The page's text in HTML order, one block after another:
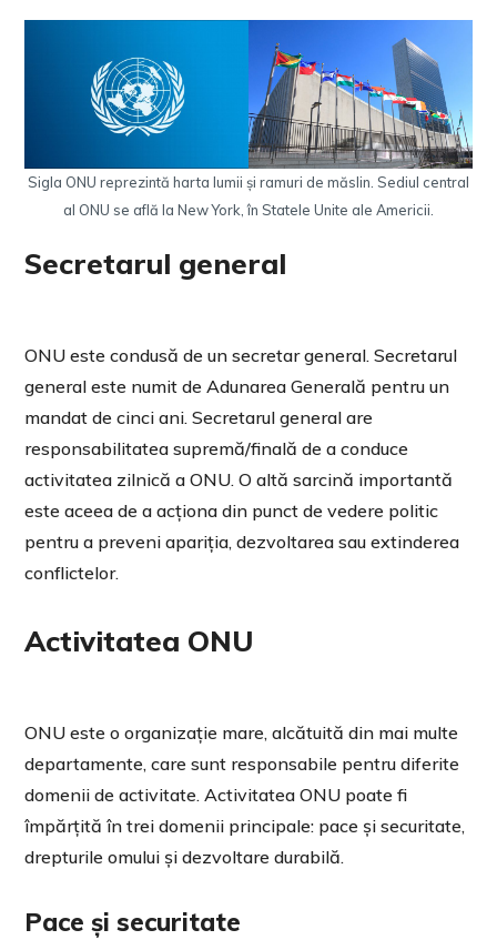
Sigla ONU reprezintă harta lumii și ramuri de măslin. Sediul central
al ONU se află la New York, în Statele Unite ale Americii.
Secretarul general
ONU este condusă de un secretar general. Secretarul
general este numit de Adunarea Generală pentru un
mandat de cinci ani. Secretarul general are
responsabilitatea supremă/finală de a conduce
activitatea zilnică a ONU. O altă sarcină importantă
este aceea de a acționa din punct de vedere politic
pentru a preveni apariția, dezvoltarea sau extinderea
conflictelor.
Activitatea ONU
ONU este o organizație mare, alcătuită din mai multe
departamente, care sunt responsabile pentru diferite
domenii de activitate. Activitatea ONU poate fi
împărțită în trei domenii principale: pace și securitate,
drepturile omului și dezvoltare durabilă.
Pace și securitate